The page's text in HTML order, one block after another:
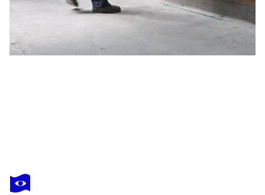
ROBERT H N RICH
abstract informal no 2070-3